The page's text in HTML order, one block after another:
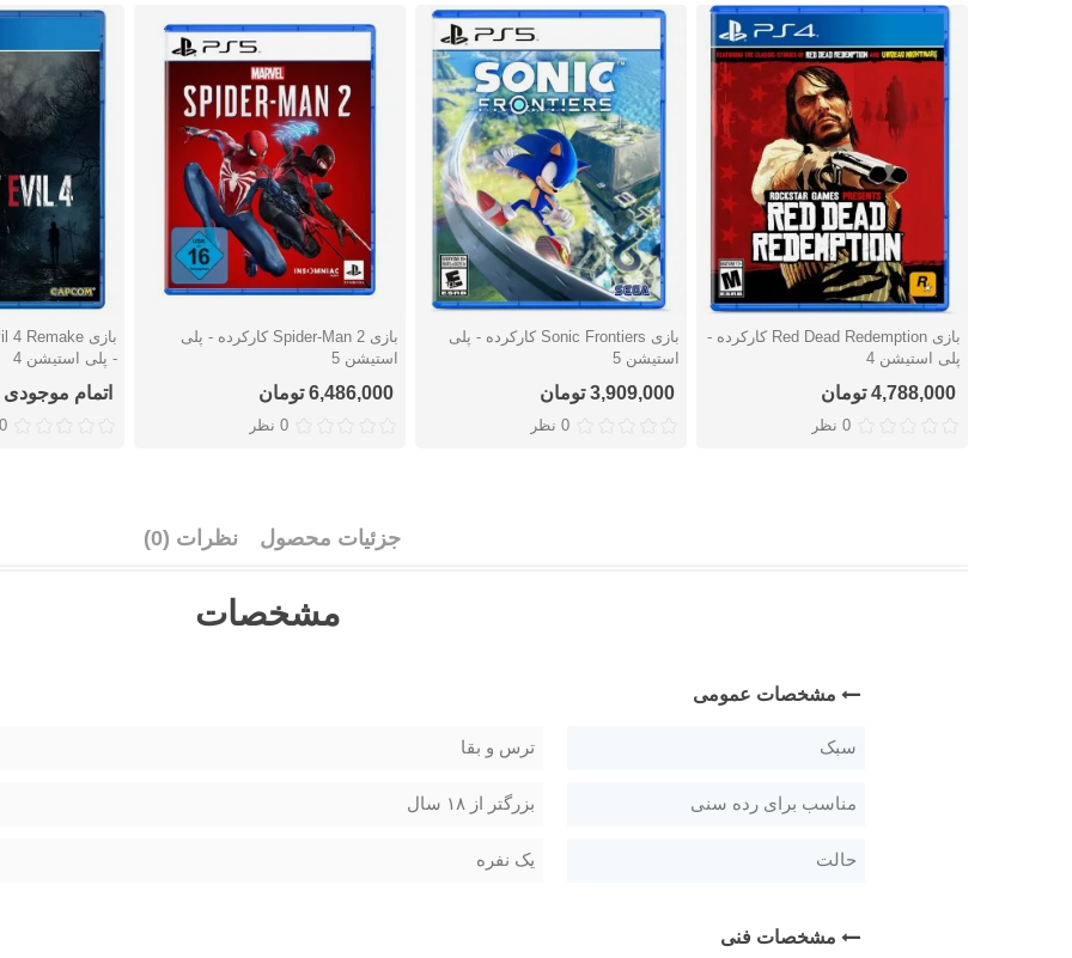
دوست داشتن
بازی Red Dead Redemption کارکرده -
پلی استیشن 4
4,788,000 تومان
0 نظر
دوست داشتن بازی Sonic Frontiers کارکرده - پلی
استیشن 5
3,909,000 تومان
0 نظر
دوست داشتنبازی Spider-Man 2 کارکرده - پلی
استیشن 5
6,486,000 تومان
0 نظر
دوست
- پلی استیشن 4
اتمام موجودی
0 نظر
جزئیات محصول نظرات (0)
مشخصات
مشخصات عمومی
سبک ترس و بقا
مناسب برای رده سنی بزرگتر از ۱۸ سال
حالت یک نفره
مشخصات فنی